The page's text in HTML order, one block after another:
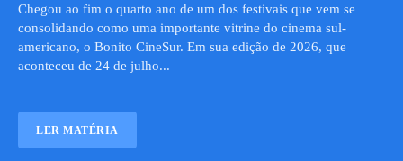
Chegou ao fim o quarto ano de um dos festivais que vem se
consolidando como uma importante vitrine do cinema sul-
americano, o Bonito CineSur. Em sua edição de 2026, que
aconteceu de 24 de julho...
LER MATÉRIA